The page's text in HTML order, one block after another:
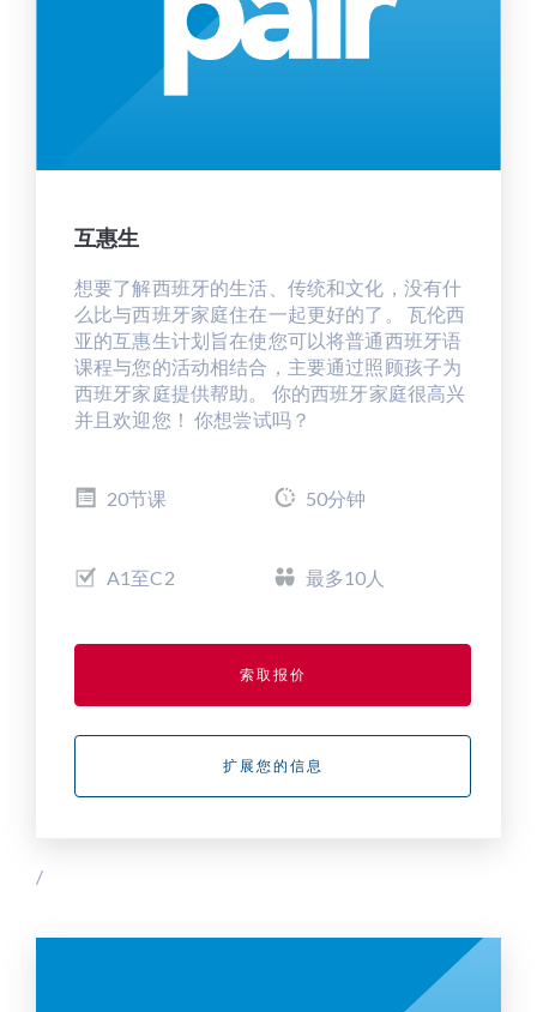
互惠生
想要了解西班牙的生活、传统和文化，没有什
么比与西班牙家庭住在一起更好的了。 瓦伦西
亚的互惠生计划旨在使您可以将普通西班牙语
课程与您的活动相结合，主要通过照顾孩子为
西班牙家庭提供帮助。 你的西班牙家庭很高兴
并且欢迎您！ 你想尝试吗？
20节课 50分钟
A1至C2 最多10人
索取报价
扩展您的信息
/